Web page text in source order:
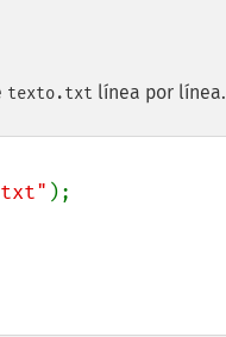
texto.txt línea por línea.
);